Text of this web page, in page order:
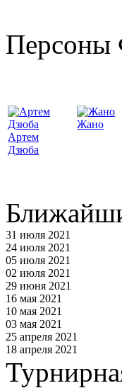
Персоны
Артем
Дзюба
Жано
31 июля 2021
24 июля 2021
05 июля 2021
02 июля 2021
29 июня 2021
16 мая 2021
10 мая 2021
03 мая 2021
25 апреля 2021
18 апреля 2021